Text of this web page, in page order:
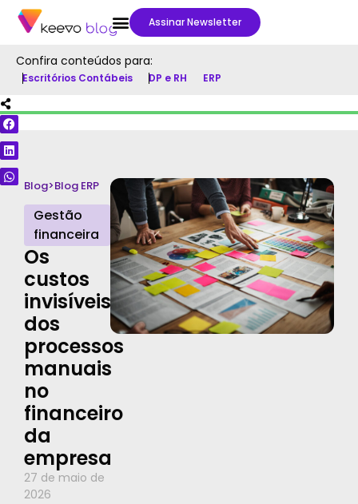
Assinar Newsletter
Confira conteúdos para:
Escritórios Contábeis DP e RH ERP
Blog>Blog ERP
Gestão
financeira
Os
custos
invisíveis
dos
processos
manuais
no
financeiro
da
empresa
27 de maio de
2026